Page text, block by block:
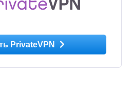
PrivateVPN